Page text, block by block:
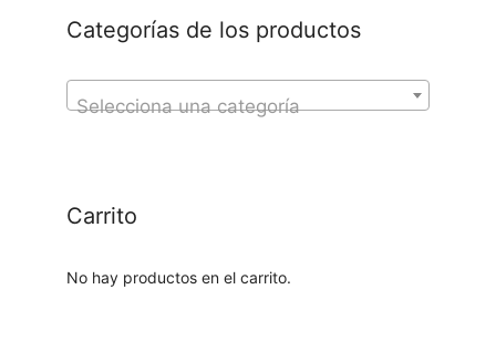
Categorías de los productos
Selecciona una categoría
Carrito
No hay productos en el carrito.